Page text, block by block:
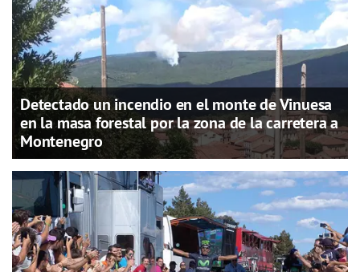
Detectado un incendio en el monte de Vinuesa
en la masa forestal por la zona de la carretera a
Montenegro